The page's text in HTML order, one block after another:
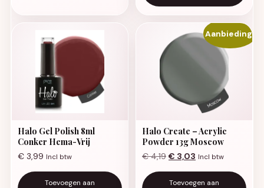
Halo Gel Polish 8ml
Conker Hema-Vrij
€ 3,99 Incl btw
Toevoegen aan
Aanbieding!
Halo Create – Acrylic
Powder 13g Moscow
€4,19 Oorspronkelijke prijs
€ 3,03 Huidige prijs is: €
Incl btw
Toevoegen aan